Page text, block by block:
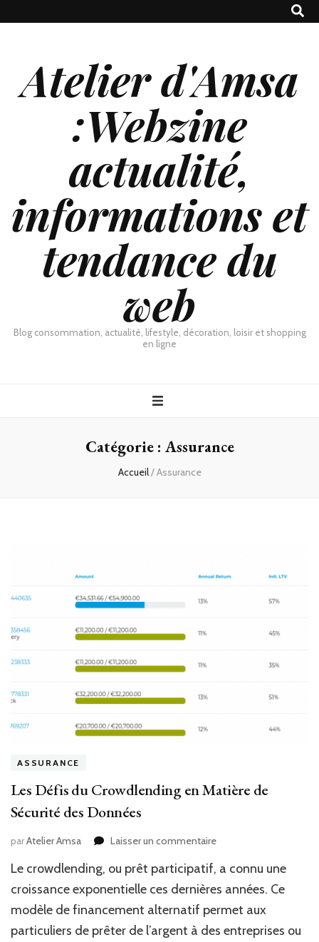
Atelier d'Amsa
:Webzine
actualité,
informations et
tendance du
web
Blog consommation, actualité, lifestyle, décoration, loisir et shopping
en ligne
Catégorie : Assurance
Accueil/Assurance
ASSURANCE
Les Défis du Crowdlending en Matière de
Sécurité des Données
parAtelier Amsa Laisser un commentairesur
Défis
du
en
Matière
Le crowdlending, ou prêt participatif, a connu une
croissance exponentielle ces dernières années. Ce
modèle de financement alternatif permet aux
particuliers de prêter de l’argent à des entreprises ou